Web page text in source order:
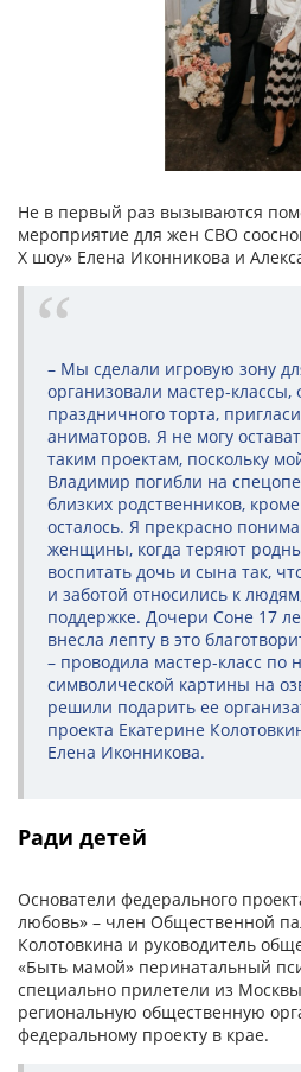
Не в первый раз вызываются
мероприятие для жен СВО
Х шоу» Елена Иконникова и
– Мы сделали игровую зону
организовали мастер-
праздничного торта,
аниматоров. Я не могу
таким проектам, поскольку
Владимир погибли на
близких родственников,
осталось. Я прекрасно
женщины, когда теряют
воспитать дочь и сына так,
и заботой относились к
поддержке. Дочери Соне 17
внесла лепту в это
– проводила мастер-класс по
символической картины на
решили подарить ее
проекта Екатерине
Елена Иконникова.
Ради детей
Основатели федерального
любовь» – член Общественной
Колотовкина и руководитель
«Быть мамой» перинатальный
специально прилетели из
региональную общественную
федеральному проекту в крае.